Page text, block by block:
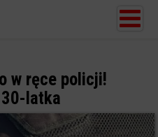
w ręce policji!
latka